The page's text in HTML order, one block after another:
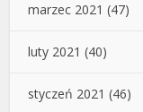
marzec 2021 (47)
luty 2021 (40)
styczeń 2021 (46)